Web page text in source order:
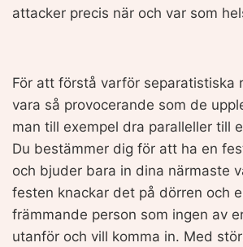
attacker precis när och var som
För att förstå varför separatistiska
vara så provocerande som de
man till exempel dra paralleller till
Du bestämmer dig för att ha en
och bjuder bara in dina närmaste
festen knackar det på dörren och
främmande person som ingen av
utanför och vill komma in. Med